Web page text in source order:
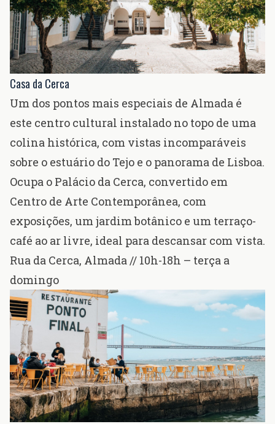
Casa da Cerca
Um dos pontos mais especiais de Almada é
este centro cultural instalado no topo de uma
colina histórica, com vistas incomparáveis
sobre o estuário do Tejo e o panorama de Lisboa.
Ocupa o Palácio da Cerca, convertido em
Centro de Arte Contemporânea, com
exposições, um jardim botânico e um terraço-
café ao ar livre, ideal para descansar com vista.
Rua da Cerca, Almada// 10h-18h – terça a
domingo